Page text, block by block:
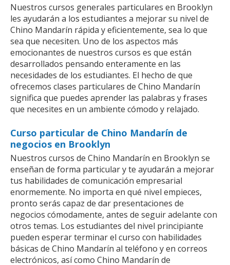
Nuestros cursos generales particulares en Brooklyn
les ayudarán a los estudiantes a mejorar su nivel de
Chino Mandarín rápida y eficientemente, sea lo que
sea que necesiten. Uno de los aspectos más
emocionantes de nuestros cursos es que están
desarrollados pensando enteramente en las
necesidades de los estudiantes. El hecho de que
ofrecemos clases particulares de Chino Mandarín
significa que puedes aprender las palabras y frases
que necesites en un ambiente cómodo y relajado.
Curso particular de Chino Mandarín de
negocios en Brooklyn
Nuestros cursos de Chino Mandarín en Brooklyn se
enseñan de forma particular y te ayudarán a mejorar
tus habilidades de comunicación empresarial
enormemente. No importa en qué nivel empieces,
pronto serás capaz de dar presentaciones de
negocios cómodamente, antes de seguir adelante con
otros temas. Los estudiantes del nivel principiante
pueden esperar terminar el curso con habilidades
básicas de Chino Mandarín al teléfono y en correos
electrónicos, así como Chino Mandarín de